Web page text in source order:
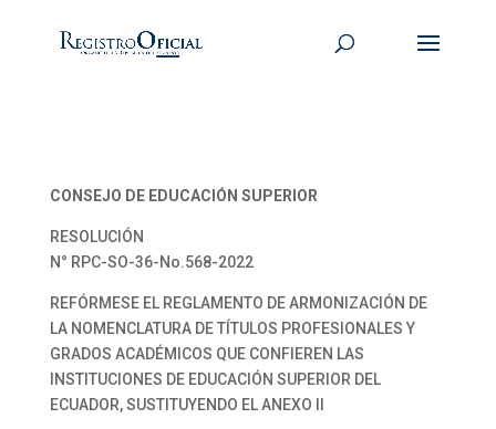
CONSEJO DE EDUCACIÓN SUPERIOR
RESOLUCIÓN
N° RPC-SO-36-No.568-2022
REFÓRMESE EL REGLAMENTO DE ARMONIZACIÓN DE
LA NOMENCLATURA DE TÍTULOS PROFESIONALES Y
GRADOS ACADÉMICOS QUE CONFIEREN LAS
INSTITUCIONES DE EDUCACIÓN SUPERIOR DEL
ECUADOR, SUSTITUYENDO EL ANEXO II